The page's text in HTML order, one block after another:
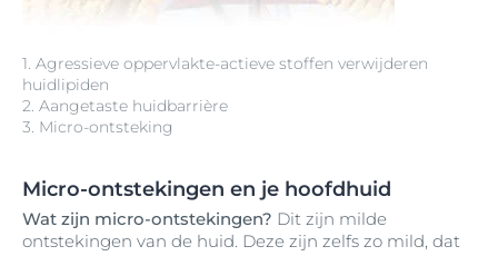
1. Agressieve oppervlakte-actieve stoffen verwijderen
huidlipiden
2. Aangetaste huidbarrière
3. Micro-ontsteking
Micro-ontstekingen en je hoofdhuid
Wat zijn micro-ontstekingen? Dit zijn milde
ontstekingen van de huid. Deze zijn zelfs zo mild, dat